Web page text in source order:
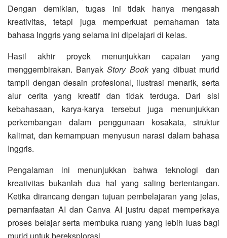
Dengan demikian, tugas ini tidak hanya mengasah
kreativitas, tetapi juga memperkuat pemahaman tata
bahasa Inggris yang selama ini dipelajari di kelas.
Hasil akhir proyek menunjukkan capaian yang
menggembirakan. BanyakStory Bookyang dibuat murid
tampil dengan desain profesional, ilustrasi menarik, serta
alur cerita yang kreatif dan tidak terduga. Dari sisi
kebahasaan, karya-karya tersebut juga menunjukkan
perkembangan dalam penggunaan kosakata, struktur
kalimat, dan kemampuan menyusun narasi dalam bahasa
Inggris.
Pengalaman ini menunjukkan bahwa teknologi dan
kreativitas bukanlah dua hal yang saling bertentangan.
Ketika dirancang dengan tujuan pembelajaran yang jelas,
pemanfaatan AI dan Canva AI justru dapat memperkaya
proses belajar serta membuka ruang yang lebih luas bagi